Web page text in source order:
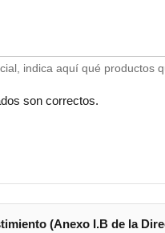
indica aquí qué productos
son correctos.
(Anexo I.B de la